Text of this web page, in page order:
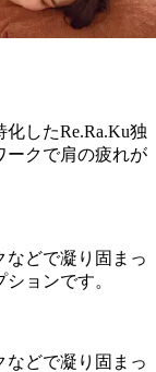
したRe.Ra.Ku独
ークで肩の疲れが
などで凝り固まっ
ョンです。
などで凝り固まっ